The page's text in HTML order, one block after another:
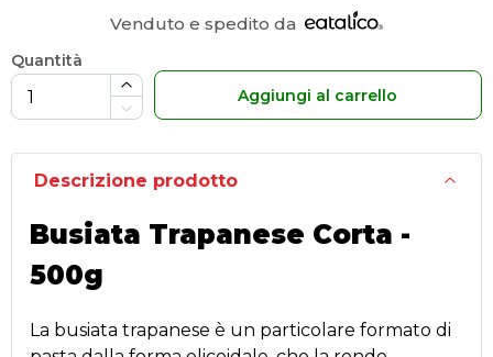
Venduto e spedito da
Quantità
Aggiungi al carrello
Descrizione prodotto
Busiata Trapanese Corta -
500g
La busiata trapanese è un particolare formato di